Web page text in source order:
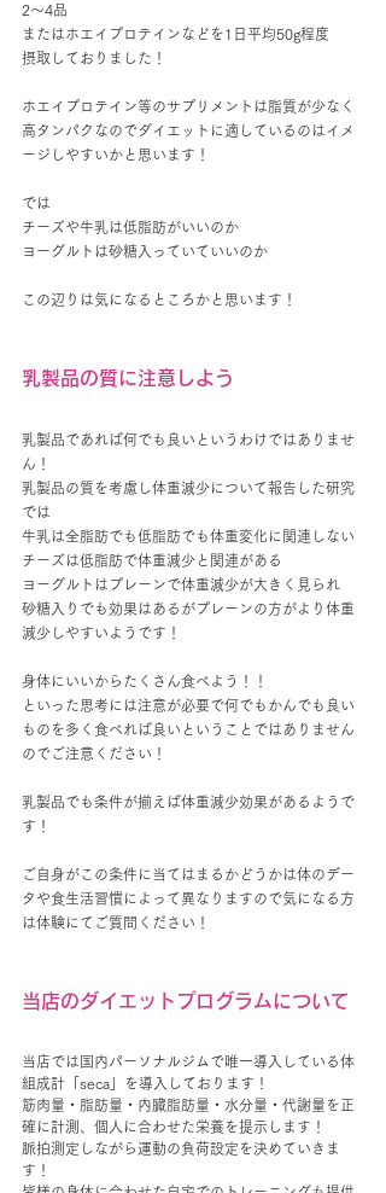
2〜4品
またはホエイプロテインなどを1日平均50g程度
摂取しておりました！
ホエイプロテイン等のサプリメントは脂質が少なく
高タンパクなのでダイエットに適しているのはイメ
ージしやすいかと思います！
では
チーズや牛乳は低脂肪がいいのか
ヨーグルトは砂糖入っていていいのか
この辺りは気になるところかと思います！
乳製品の質に注意しよう
乳製品であれば何でも良いというわけではありませ
ん！
乳製品の質を考慮し体重減少について報告した研究
では
牛乳は全脂肪でも低脂肪でも体重変化に関連しない
チーズは低脂肪で体重減少と関連がある
ヨーグルトはプレーンで体重減少が大きく見られ
砂糖入りでも効果はあるがプレーンの方がより体重
減少しやすいようです！
身体にいいからたくさん食べよう！！
といった思考には注意が必要で何でもかんでも良い
ものを多く食べれば良いということではありません
のでご注意ください！
乳製品でも条件が揃えば体重減少効果があるようで
す！
ご自身がこの条件に当てはまるかどうかは体のデー
タや食生活習慣によって異なりますので気になる方
は体験にてご質問ください！
当店のダイエットプログラムについて
当店では国内パーソナルジムで唯一導入している体
組成計「seca」を導入しております！
筋肉量・脂肪量・内臓脂肪量・水分量・代謝量を正
確に計測、個人に合わせた栄養を提示します！
脈拍測定しながら運動の負荷設定を決めていきま
す！